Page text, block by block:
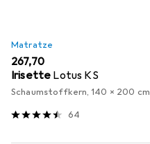
Matratze
EUR
267,70
Irisette Lotus KS
Schaumstoffkern, 140 x 200 cm
64